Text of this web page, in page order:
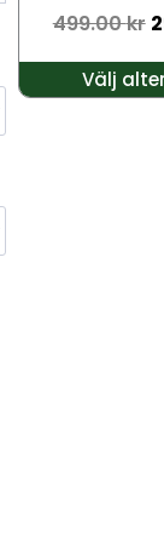
499.00kr
Välj
väljas
produktsidan